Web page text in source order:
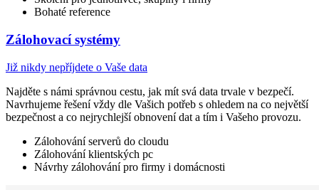
Bohaté reference
Zálohovací systémy
Již nikdy nepříjdete o Vaše data
Najděte s námi správnou cestu, jak mít svá data trvale v bezpečí.
Navrhujeme řešení vždy dle Vašich potřeb s ohledem na co největší
bezpečnost a co nejrychlejší obnovení dat a tím i Vašeho provozu.
Zálohování serverů do cloudu
Zálohování klientských pc
Návrhy zálohování pro firmy i domácnosti